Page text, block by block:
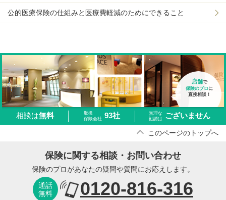
公的医療保険の仕組みと医療費軽減のためにできること
店舗で
保険のプロ に
直接相談！
相談は無料
取扱
保険会社 93社
無理な
勧誘は
ございません
このページのトップへ
保険に関する相談・お問い合わせ
保険のプロがあなたの疑問や質問にお応えします。
通話
無料
0120-816-316